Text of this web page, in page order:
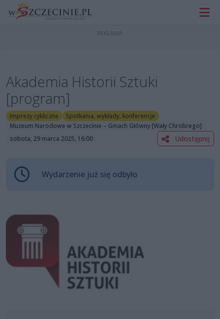
Akademia Historii Sztuki
[program]
Imprezy cykliczne
Spotkania, wykłady, konferencje
Muzeum Narodowe w Szczecinie – Gmach Główny [Wały Chrobrego]
sobota, 29 marca 2025, 16:00
Udostępnij
Wydarzenie już się odbyło